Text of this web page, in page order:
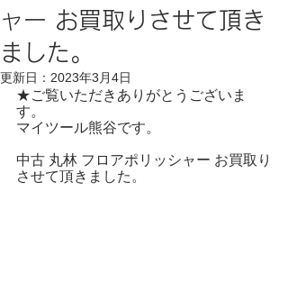
ャー お買取りさせて頂き
ました。
更新日： 2023年3月4日
★ご覧いただきありがとうございま
す。
マイツール熊谷です。
中古 丸林 フロアポリッシャー お買取り
させて頂きました。